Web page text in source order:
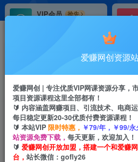
VIP会员
抢先
会员专属推广链接
首页 创业课程 会员免费 正文
亿事君·1688专业级知识库-阿
修课程，帮助你快速掌握1688
爱赚网创
2年前发布
爱赚网创资源
爱赚网创 | 专注优质VIP网课资源分享，
项目资源课程这里全部都有！
🔰 内容涵盖网赚项目、引流技术、电商
每日稳定更新20-30优质付费资源课程！
🔰 本站VIP 限时特惠， ￥79/年，￥99/
站资源免费下载， 每天更新，欢迎加入！
🔰 爱赚网创开放加盟，搭建一个和爱赚
台， 站长微信：gofly26